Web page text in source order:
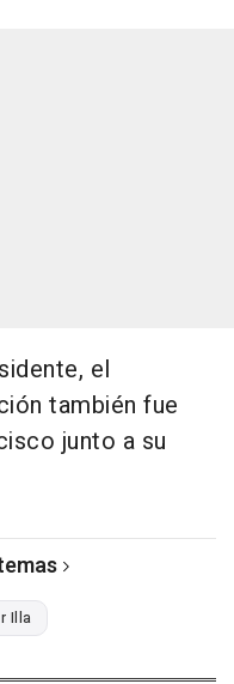
el
también fue
junto a su
Illa